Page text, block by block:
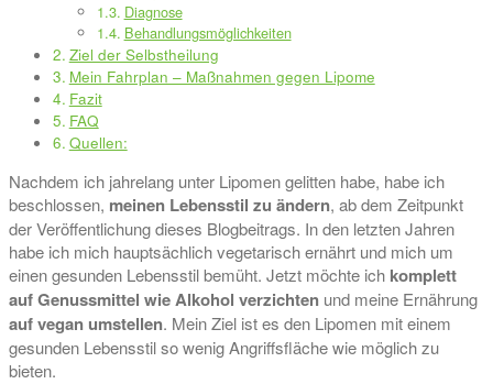
Diagnose
Behandlungsmöglichkeiten
Ziel der Selbstheilung
Mein Fahrplan – Maßnahmen gegen Lipome
Fazit
FAQ
Quellen:
Nachdem ich jahrelang unter Lipomen gelitten habe, habe ich
beschlossen, meinen Lebensstil zu ändern, ab dem Zeitpunkt
der Veröffentlichung dieses Blogbeitrags. In den letzten Jahren
habe ich mich hauptsächlich vegetarisch ernährt und mich um
einen gesunden Lebensstil bemüht. Jetzt möchte ich komplett
auf Genussmittel wie Alkohol verzichten und meine Ernährung
auf vegan umstellen. Mein Ziel ist es den Lipomen mit einem
gesunden Lebensstil so wenig Angriffsfläche wie möglich zu
bieten.